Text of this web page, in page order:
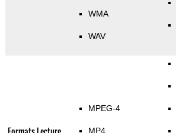
WMA
WAV
MPEG-4
MP4